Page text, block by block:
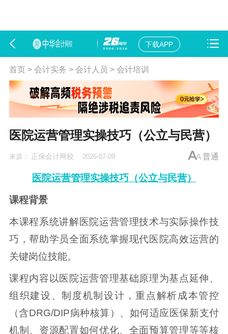
下载APP
首页> 会计实务 > 会计人员 > 会计培训
医院运营管理实操技巧（公立与民营）
来源： 正保会计网校 2026-07-09 普通
医院运营管理实操技巧（公立与民营）
课程背景
本课程系统讲解医院运营管理技术与实际操作技
巧，帮助学员全面系统掌握现代医院高效运营的
关键岗位技能。
课程内容以医院运营管理基础原理为基点延伸、
组织建设、制度机制设计，重点解析成本管控
（含DRG/DIP病种核算）、如何适应医保新支付
机制、资源配置如何优化、全面预算管理等等核